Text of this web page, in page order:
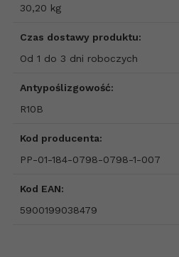
30,20 kg
Czas dostawy produktu:
Od 1 do 3 dni roboczych
Antypoślizgowość:
R10B
Kod producenta:
PP-01-184-0798-0798-1-007
Kod EAN:
5900199038479